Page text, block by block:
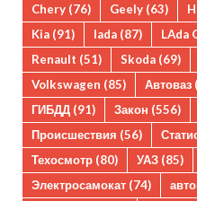
Chery (76) Geely (63)
Kia (91) lada (87) LAda
Renault (51) Skoda (69)
Volkswagen (85) Автоваз
ГИБДД (91) Закон (556)
Происшествия (56)
Техосмотр (80) УАЗ (85)
Электросамокат (74)